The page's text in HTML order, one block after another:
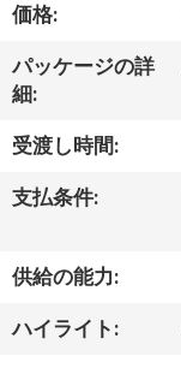
に
つ
い
て
工
場
価格:
パッケージの詳
細:
受渡し時間:
支払条件:
供給の能力:
ハイライト: